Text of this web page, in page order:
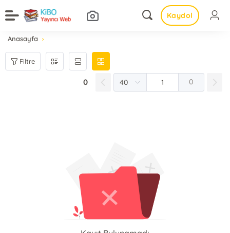
Kaydol
Anasayfa
Filtre
0 0